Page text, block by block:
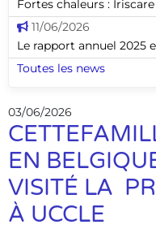
Fortes chaleurs :
11/06/2026
Le rapport annuel 2025
Toutes les news
03/06/2026
EN
VISITÉ LA
À UCCLE